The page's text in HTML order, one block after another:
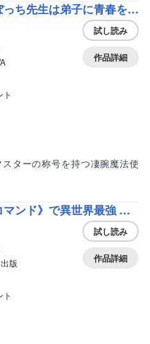
世界最強の魔法使い。だけどぼっち先生は弟子に青春を教わります
試し読み
作品詳細
ターの称号を持つ凄腕魔法使
外れスキル《ショートカットコマンド》で異世界最強 ～実家を追放されたけど、俺だけスキルの真価を理解しているので新天地で成り上がる～【電子限定特典付】
版
試し読み
作品詳細